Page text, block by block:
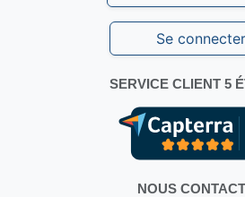
Se connecter
SERVICE CLIENT 5
NOUS